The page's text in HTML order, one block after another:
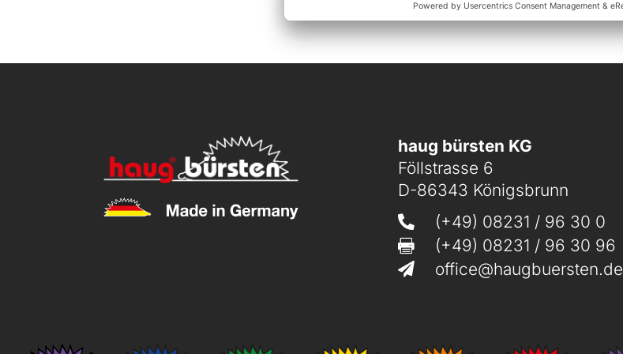
haug bürsten KG
Föllstrasse 6
D-86343 Königsbrunn
 (+49) 08231 / 96 30 0
 (+49) 08231 / 96 30 96
 office@haugbuersten.de